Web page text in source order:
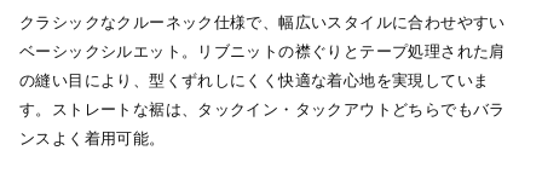
クラシックなクルーネック仕様で、幅広いスタイルに合わせやすい
ベーシックシルエット。リブニットの襟ぐりとテープ処理された肩
の縫い目により、型くずれしにくく快適な着心地を実現していま
す。ストレートな裾は、タックイン・タックアウトどちらでもバラ
ンスよく着用可能。